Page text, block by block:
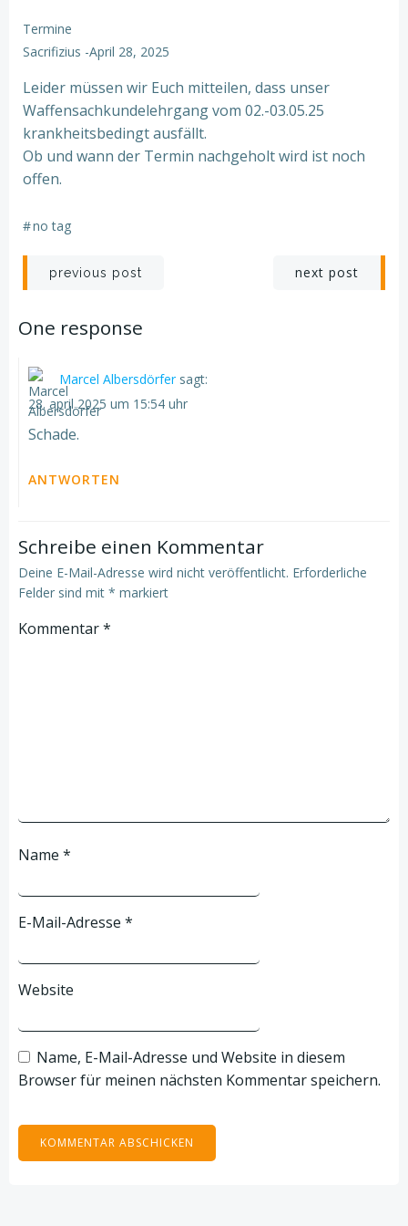
Termine
Sacrifizius -April 28, 2025
Leider müssen wir Euch mitteilen, dass unser
Waffensachkundelehrgang vom 02.-03.05.25
krankheitsbedingt ausfällt.
Ob und wann der Termin nachgeholt wird ist noch
offen.
#no tag
Post
navigation
previous post next post
One response
Marcel Albersdörfer sagt:
28. april 2025 um 15:54 uhr
Schade.
ANTWORTEN
Schreibe einen Kommentar
Deine E-Mail-Adresse wird nicht veröffentlicht. Erforderliche
Felder sind mit * markiert
Kommentar*
Name *
E-Mail-Adresse *
Website
Name, E-Mail-Adresse und Website in diesem
Browser für meinen nächsten Kommentar speichern.